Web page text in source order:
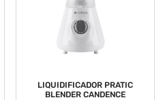
LIQUIDIFICADOR PRATIC
BLENDER CANDENCE